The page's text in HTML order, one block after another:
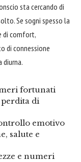
sta cercando di
Se sogni spesso la
di comfort,
di connessione
diurna.
fortunati
di
emotivo
salute e
e numeri